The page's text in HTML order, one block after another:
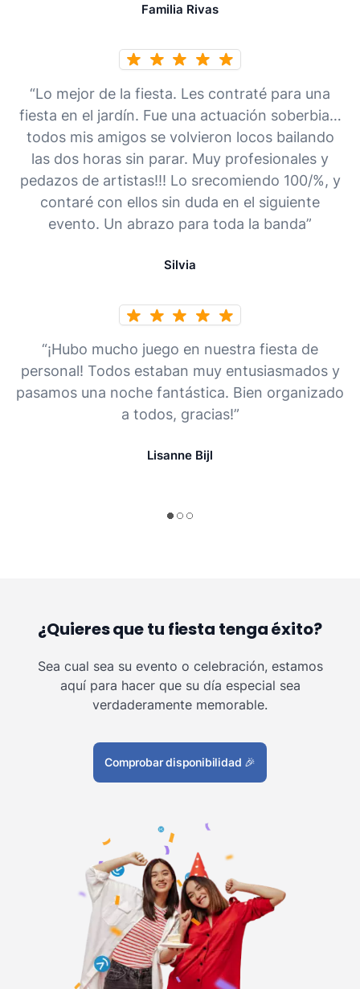
Familia Rivas
“Lo mejor de la fiesta. Les contraté para una
fiesta en el jardín. Fue una actuación soberbia…
todos mis amigos se volvieron locos bailando
las dos horas sin parar. Muy profesionales y
pedazos de artistas!!! Lo srecomiendo 100/%, y
contaré con ellos sin duda en el siguiente
evento. Un abrazo para toda la banda”
Silvia
“¡Hubo mucho juego en nuestra fiesta de
personal! Todos estaban muy entusiasmados y
pasamos una noche fantástica. Bien organizado
a todos, gracias!”
Lisanne Bijl
¿Quieres que tu fiesta tenga éxito?
Sea cual sea su evento o celebración, estamos
aquí para hacer que su día especial sea
verdaderamente memorable.
Comprobar disponibilidad 🎉